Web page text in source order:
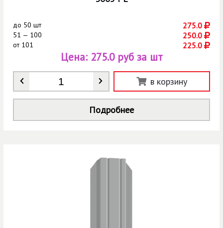
до 50 шт 275.0
51 — 100 250.0
от101 225.0
Количество
Цена: 275.0 руб за шт
в корзину
Подробнее